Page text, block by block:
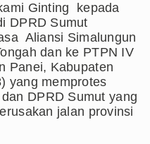
Sheikh Hasina Hadapi
di Swedia 8
Optus Stadium Perth
Minggu 9
Sumut Hadiri
Ginting kepada
DPRD Sumut
Aliansi Simalungun
dan ke PTPN IV
Panei, Kabupaten
yang memprotes
DPRD Sumut yang
jalan provinsi